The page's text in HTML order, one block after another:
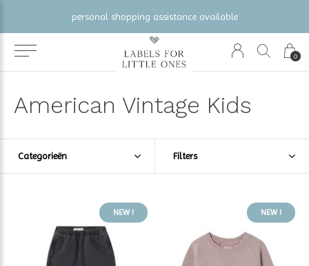
0
gratis verzending vanaf €100 (NL/BE/DE)
American Vintage Kids
Categorieën Filters
NEW ! NEW !